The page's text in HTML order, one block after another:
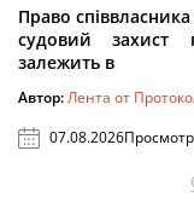
Право
судовий захист
залежить в
Автор:Лента от
07.08.2026